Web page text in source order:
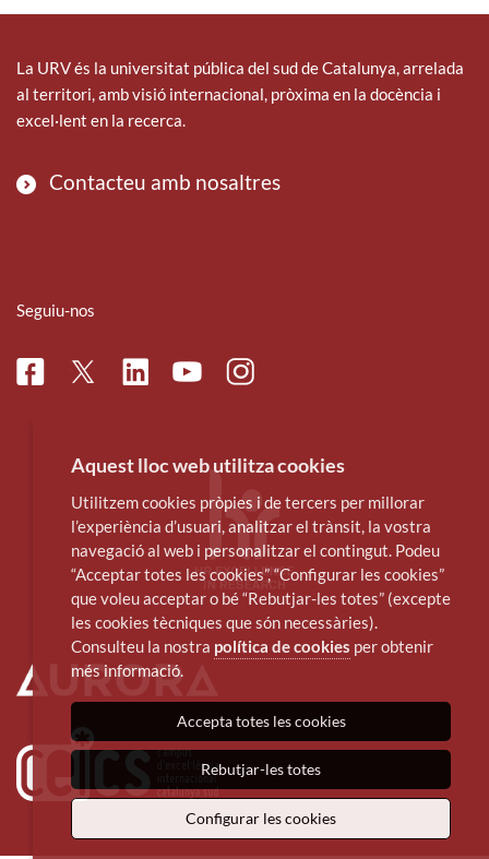
La URV és la universitat pública del sud de Catalunya, arrelada
al territori, amb visió internacional, pròxima en la docència i
excel·lent en la recerca.
Contacteu amb nosaltres
Seguiu-nos
FacebookTwitterLinkedinYoutubeInstagram
Aquest lloc web utilitza cookies
Utilitzem cookies pròpies i de tercers per millorar
l’experiència d’usuari, analitzar el trànsit, la vostra
navegació al web i personalitzar el contingut. Podeu
“Acceptar totes les cookies”, “Configurar les cookies”
que voleu acceptar o bé “Rebutjar-les totes” (excepte
les cookies tècniques que són necessàries).
Consulteu la nostra política de cookies per obtenir
més informació.
Accepta totes les cookies
Rebutjar-les totes
Configurar les cookies